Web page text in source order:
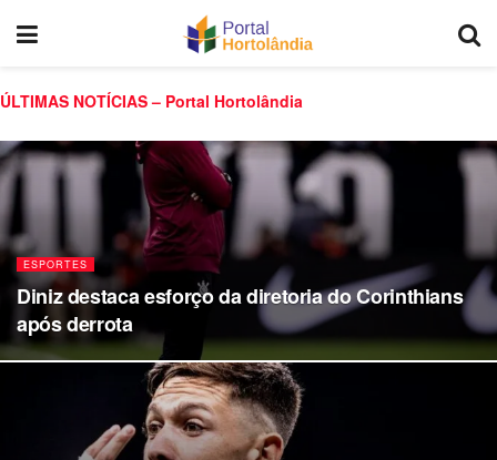
ÚLTIMAS NOTÍCIAS – Portal Hortolândia
ESPORTES
Diniz destaca esforço da diretoria do Corinthians
após derrota